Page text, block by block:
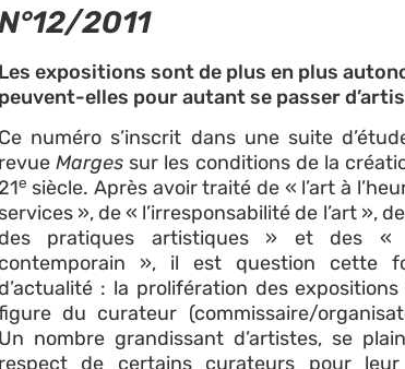
2011
Les expositions sont de plus en plus
peuvent-elles pour autant se passer
Ce numéro s’inscrit dans une suite
revue Margessur les conditions de la
21e siècle. Après avoir traité de « l’art à
services », de « l’irresponsabilité de l’art »,
des pratiques artistiques » et des «
contemporain », il est question cette
d’actualité : la prolifération des
du curateur (commissaire/
Un nombre grandissant d’artistes, se
respect de certains curateurs pour